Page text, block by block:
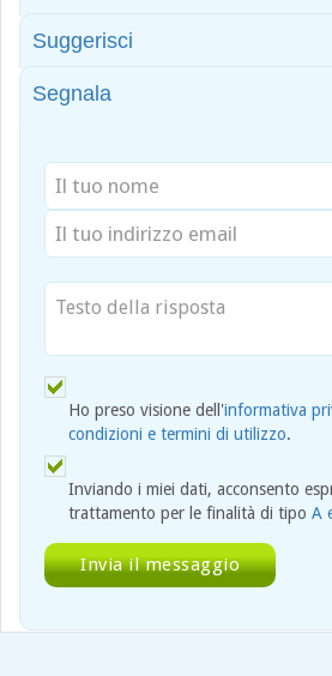
Suggerisci
Segnala
Ho preso visione dell'informativa
condizioni e termini di utilizzo.
Inviando i miei dati, acconsento
trattamento per le finalità di tipo A